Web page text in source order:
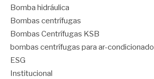
Bomba hidráulica
Bombas centrífugas
Bombas Centrífugas KSB
bombas centrífugas para ar-condicionado
ESG
Institucional